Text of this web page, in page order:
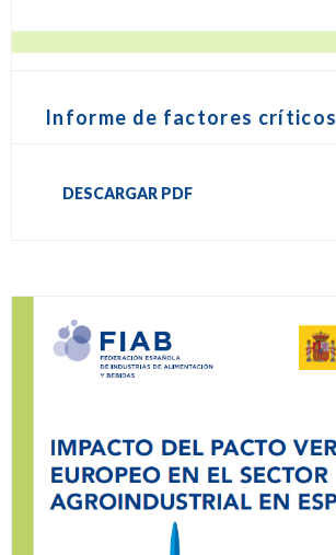
Informe de factores críticos
DESCARGAR PDF